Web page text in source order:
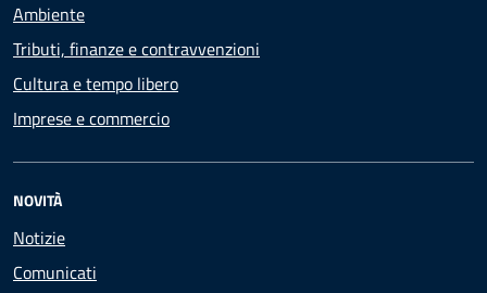
Ambiente
Tributi, finanze e contravvenzioni
Cultura e tempo libero
Imprese e commercio
NOVITÀ
Notizie
Comunicati